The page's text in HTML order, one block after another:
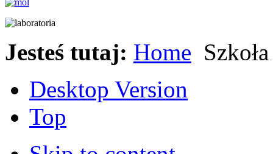
Jesteś tutaj: Home
Desktop Version
Top